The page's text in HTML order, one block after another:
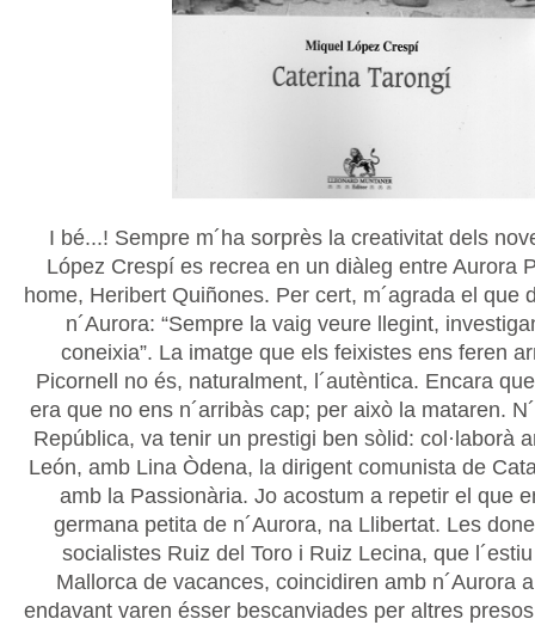
I bé...! Sempre m´ha sorprès la creativitat dels
López Crespí es recrea en un diàleg entre Aurora
home, Heribert Quiñones. Per cert, m´agrada el que
n´Aurora: “Sempre la vaig veure llegint,
coneixia”. La imatge que els feixistes ens feren
Picornell no és, naturalment, l´autèntica. Encara
era que no ens n´arribàs cap; per això la mataren.
República, va tenir un prestigi ben sòlid: col·laborà
León, amb Lina Òdena, la dirigent comunista de
amb la Passionària. Jo acostum a repetir el que
germana petita de n´Aurora, na Llibertat. Les
socialistes Ruiz del Toro i Ruiz Lecina, que
Mallorca de vacances, coincidiren amb n´Aurora
endavant varen ésser bescanviades per altres